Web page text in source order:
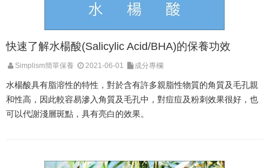
快速了解水楊酸(Salicylic Acid/BHA)的保養功效
Simplism簡單保養 2021-06-01 成分專欄
水楊酸具有脂溶性的特性，對於含有許多親脂性物質的角質及毛孔親
和性高，因此較容易滲入角質及毛孔中，對痘痘及粉刺效果很好，也
可以代謝淺層斑點，具有亮白的效果。